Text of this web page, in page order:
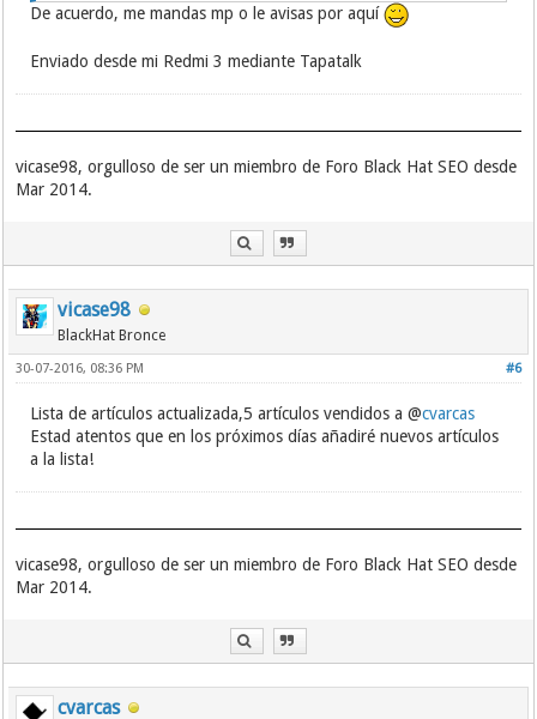
De acuerdo, me mandas mp o le avisas por aquí
Enviado desde mi Redmi 3 mediante Tapatalk
vicase98, orgulloso de ser un miembro de Foro Black Hat SEO desde
Mar 2014.
vicase98
BlackHat Bronce
#6
30-07-2016, 08:36 PM
Lista de artículos actualizada,5 artículos vendidos a @cvarcas
Estad atentos que en los próximos días añadiré nuevos artículos
a la lista!
vicase98, orgulloso de ser un miembro de Foro Black Hat SEO desde
Mar 2014.
cvarcas